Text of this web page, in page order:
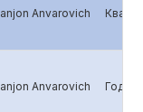
Anvarovich
Anvarovich